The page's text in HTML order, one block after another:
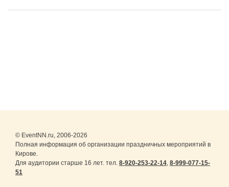
© EventNN.ru, 2006-2026
Полная информация об организации праздничных мероприятий в
Кирове.
Для аудитории старше 16 лет. тел. 8-920-253-22-14, 8-999-077-15-
51